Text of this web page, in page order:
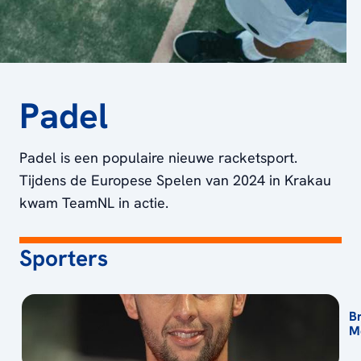
Padel
Padel is een populaire nieuwe racketsport.
Tijdens de Europese Spelen van 2024 in Krakau
kwam TeamNL in actie.
Sporters